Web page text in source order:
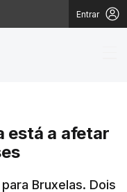
Entrar
está a afetar
Bruxelas. Dois